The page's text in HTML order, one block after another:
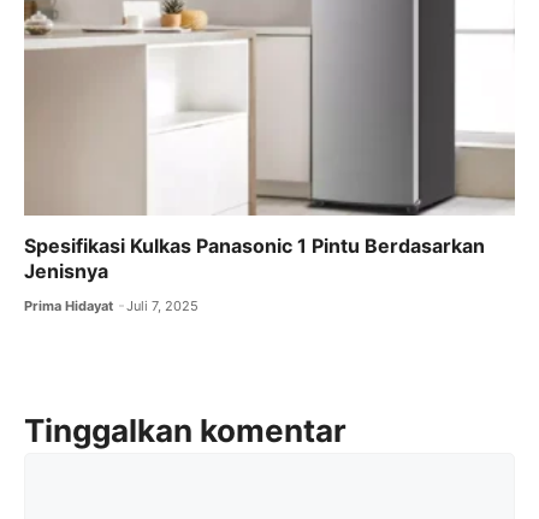
Spesifikasi Kulkas Panasonic 1 Pintu Berdasarkan
Jenisnya
Prima Hidayat Juli 7, 2025
Tinggalkan komentar